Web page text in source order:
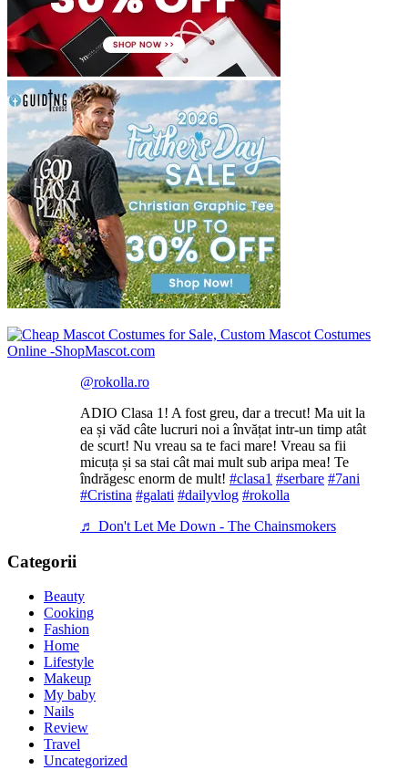
@rokolla.ro
ADIO Clasa 1! A fost greu, dar a trecut! Ma uit la
ea și văd câte lucruri noi a învățat intr-un timp atât
de scurt! Nu vreau sa te faci mare! Vreau sa fii
micuța și sa stai cât mai mult sub aripa mea! Te
îndrăgesc enorm de mult! #clasa1 #serbare #7ani
#Cristina #galati #dailyvlog #rokolla
♬ Don't Let Me Down - The Chainsmokers
Categorii
Beauty
Cooking
Fashion
Home
Lifestyle
Makeup
My baby
Nails
Review
Travel
Uncategorized